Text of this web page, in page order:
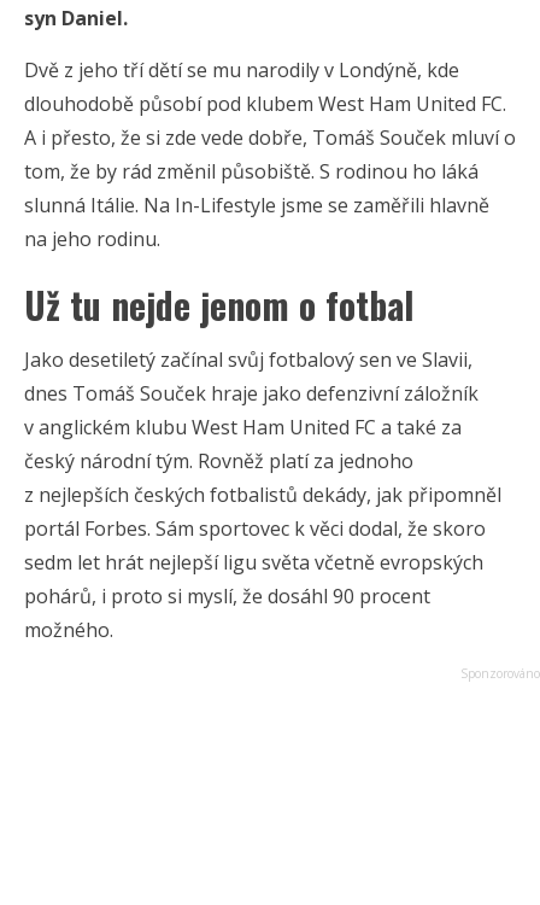
syn Daniel.
Dvě z jeho tří dětí se mu narodily v Londýně, kde
dlouhodobě působí pod klubem West Ham United FC.
A i přesto, že si zde vede dobře, Tomáš Souček mluví o
tom, že by rád změnil působiště. S rodinou ho láká
slunná Itálie. Na In-Lifestyle jsme se zaměřili hlavně
na jeho rodinu.
Už tu nejde jenom o fotbal
Jako desetiletý začínal svůj fotbalový sen ve Slavii,
dnes Tomáš Souček hraje jako defenzivní záložník
v anglickém klubu West Ham United FC a také za
český národní tým. Rovněž platí za jednoho
z nejlepších českých fotbalistů dekády, jak připomněl
portál Forbes. Sám sportovec k věci dodal, že skoro
sedm let hrát nejlepší ligu světa včetně evropských
pohárů, i proto si myslí, že dosáhl 90 procent
možného.